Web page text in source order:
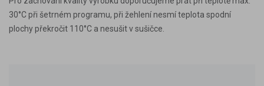
30°C při šetrném programu, při žehlení nesmí teplota spodní
plochy překročit 110°C a nesušit v sušičce.